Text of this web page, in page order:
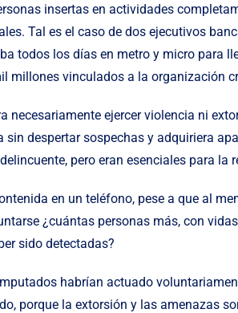
insertas en actividades
Tal es el caso de dos ejecutivos
todos los días en metro y micro para
millones vinculados a la organización
necesariamente ejercer violencia ni
despertar sospechas y adquiriera
pero eran esenciales para la
en un teléfono, pese a que al
¿cuántas personas más, con
sido detectadas?
habrían actuado
porque la extorsión y las amenazas